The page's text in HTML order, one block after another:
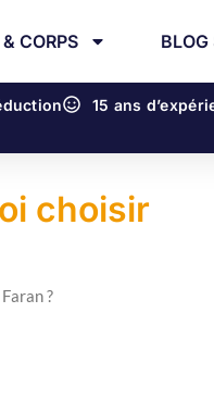
CORPS
15 ans
choisir
?